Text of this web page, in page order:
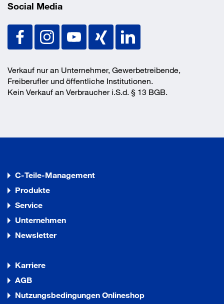
Social Media
Verkauf nur an Unternehmer, Gewerbetreibende,
Freiberufler und öffentliche Institutionen.
Kein Verkauf an Verbraucher i.S.d. § 13 BGB.
C-Teile-Management
Produkte
Service
Unternehmen
Newsletter
Karriere
AGB
Nutzungsbedingungen Onlineshop